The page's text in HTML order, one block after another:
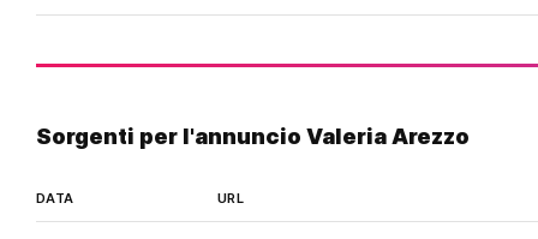
Sorgenti per l'annuncio Valeria Arezzo
DATA URL